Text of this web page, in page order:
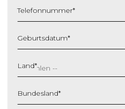
Telefonnummer*
Geburtsdatum*
T
S
h
Land*
Bundesland*